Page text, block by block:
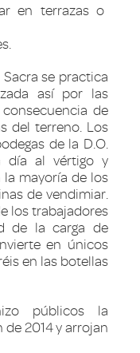
en terrazas o
se practica
así por las
de
del terreno. Los
de la D.O.
día al vértigo y
la mayoría de los
de vendimiar.
los trabajadores
de la carga de
en únicos
en las botellas
públicos la
2014 y arrojan